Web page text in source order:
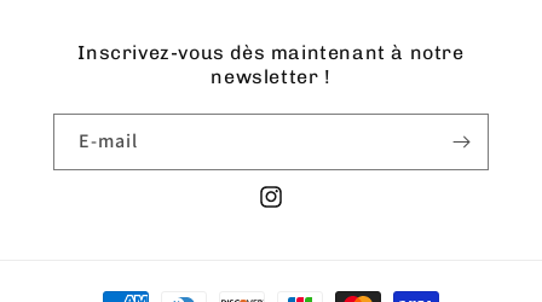
Inscrivez-vous dès maintenant à notre
newsletter !
E-mail
Instagram
Moyens